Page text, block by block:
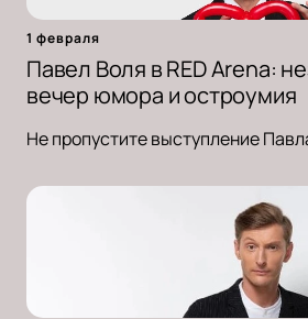
1 февраля
Павел Воля в RED Arena:
вечер юмора и остроумия
Не пропустите выступление